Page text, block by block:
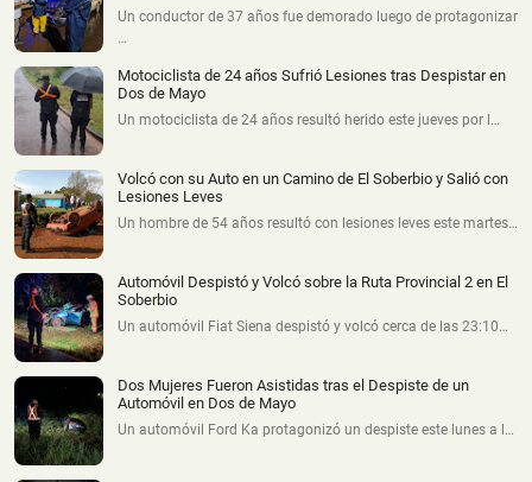
Un conductor de 37 años fue demorado luego de protagonizar
…
Motociclista de 24 años Sufrió Lesiones tras Despistar en
Dos de Mayo
Un motociclista de 24 años resultó herido este jueves por l…
Volcó con su Auto en un Camino de El Soberbio y Salió con
Lesiones Leves
Un hombre de 54 años resultó con lesiones leves este martes…
Automóvil Despistó y Volcó sobre la Ruta Provincial 2 en El
Soberbio
Un automóvil Fiat Siena despistó y volcó cerca de las 23:10…
Dos Mujeres Fueron Asistidas tras el Despiste de un
Automóvil en Dos de Mayo
Un automóvil Ford Ka protagonizó un despiste este lunes a l…